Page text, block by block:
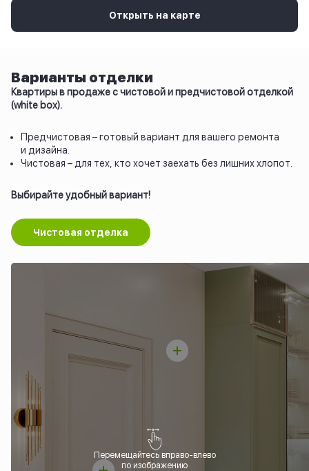
Открыть на карте
Варианты отделки
Квартиры в продаже с чистовой и предчистовой отделкой
(white box).
Предчистовая – готовый вариант для вашего ремонта
и дизайна.
Чистовая – для тех, кто хочет заехать без лишних хлопот.
Выбирайте удобный вариант!
Чистовая отделка
Перемещайтесь вправо-влево
по изображению